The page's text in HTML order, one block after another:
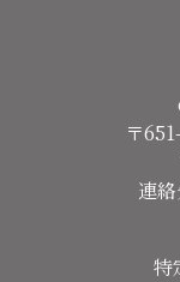
〒
連
特